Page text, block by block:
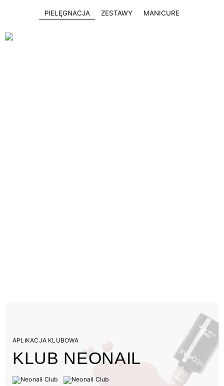
PIELĘGNACJA ZESTAWY MANICURE
APLIKACJA KLUBOWA
KLUB NEONAIL